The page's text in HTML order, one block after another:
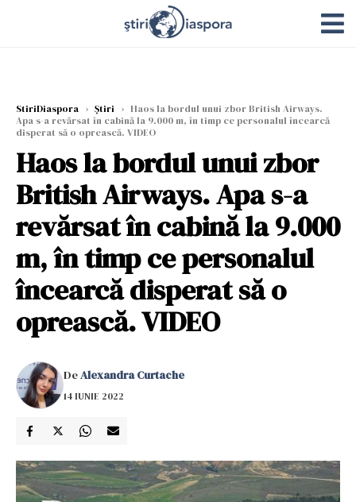
StiriDiaspora › Știri › Haos la bordul unui zbor British Airways.
Apa s-a revărsat în cabină la 9.000 m, în timp ce personalul încearcă
disperat să o oprească. VIDEO
Haos la bordul unui zbor
British Airways. Apa s-a
revărsat în cabină la 9.000
m, în timp ce personalul
încearcă disperat să o
oprească. VIDEO
DeAlexandra Curtache
14 IUNIE 2022